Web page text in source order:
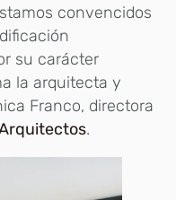
convencidos
su carácter
la arquitecta y
Franco, directora
.